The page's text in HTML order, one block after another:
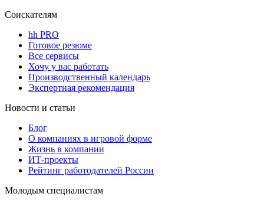
Соискателям
hh PRO
Готовое резюме
Все сервисы
Хочу у вас работать
Производственный календарь
Экспертная рекомендация
Новости и статьи
Блог
О компаниях в игровой форме
Жизнь в компании
ИТ-проекты
Рейтинг работодателей России
Молодым специалистам